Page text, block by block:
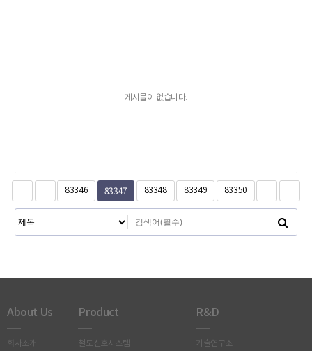
게시물이 없습니다.
83346 83347 83348 83349 83350
About Us
회사소개
Product
철도신호시스템
R&D
기술연구소